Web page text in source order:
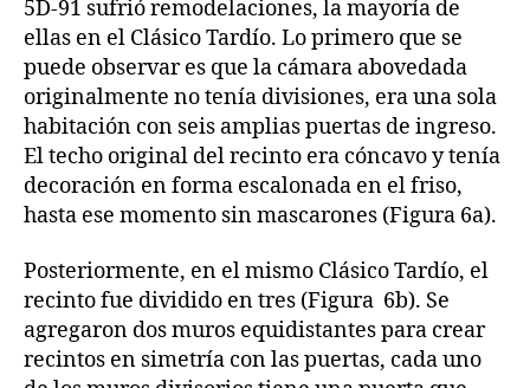
5D-91 sufrió remodelaciones, la mayoría de
ellas en el Clásico Tardío. Lo primero que se
puede observar es que la cámara abovedada
originalmente no tenía divisiones, era una sola
habitación con seis amplias puertas de ingreso.
El techo original del recinto era cóncavo y tenía
decoración en forma escalonada en el friso,
hasta ese momento sin mascarones (Figura 6a).
Posteriormente, en el mismo Clásico Tardío, el
recinto fue dividido en tres (Figura 6b). Se
agregaron dos muros equidistantes para crear
recintos en simetría con las puertas, cada uno